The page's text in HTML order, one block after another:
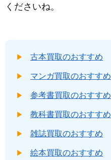
くださいね。
古本買取のおすすめ
マンガ買取のおすすめ
参考書買取のおすすめ
教科書買取のおすすめ
雑誌買取のおすすめ
絵本買取のおすすめ